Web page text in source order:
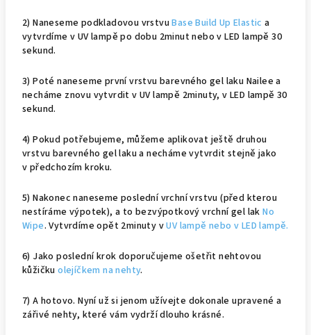
2) Naneseme podkladovou vrstvuBase Build Up Elastic a
vytvrdíme v UV lampě po dobu 2minut nebo v LED lampě 30
sekund.
3) Poté naneseme první vrstvu barevného gel laku Nailee a
necháme znovu vytvrdit v UV lampě 2minuty, v LED lampě 30
sekund.
4) Pokud potřebujeme, můžeme aplikovat ještě druhou
vrstvu barevného gel laku a necháme vytvrdit stejně jako
v předchozím kroku.
5) Nakonec naneseme poslední vrchní vrstvu (před kterou
nestíráme výpotek), a to bezvýpotkový vrchní gel lakNo
Wipe. Vytvrdíme opět 2minuty vUV lampě nebo v LED lampě.
6) Jako poslední krok doporučujeme ošetřit nehtovou
kůžičkuolejíčkem na nehty.
7) A hotovo. Nyní už si jenom užívejte dokonale upravené a
zářivé nehty, které vám vydrží dlouho krásné.